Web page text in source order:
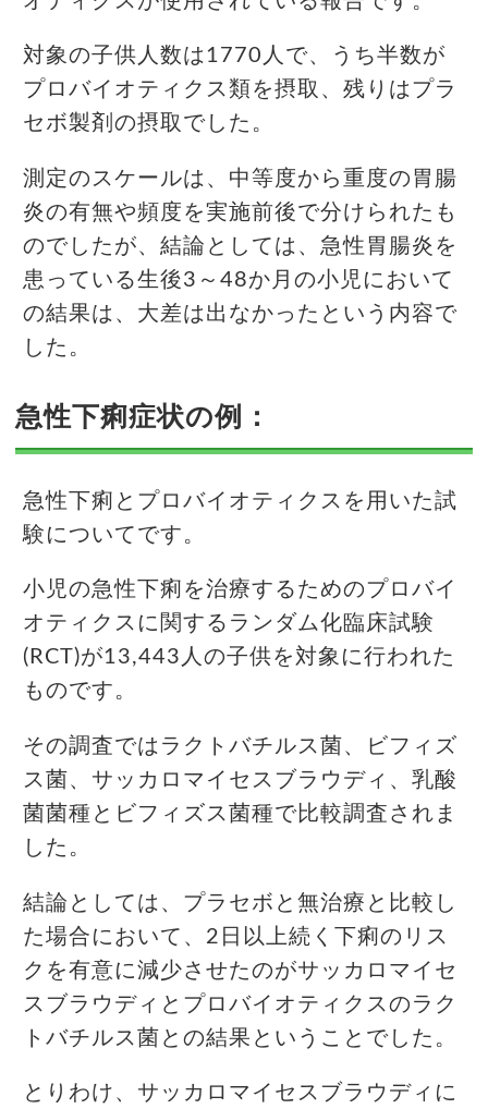
対象の子供人数は1770人で、うち半数が
プロバイオティクス類を摂取、残りはプラ
セボ製剤の摂取でした。
測定のスケールは、中等度から重度の胃腸
炎の有無や頻度を実施前後で分けられたも
のでしたが、結論としては、急性胃腸炎を
患っている生後3～48か月の小児において
の結果は、大差は出なかったという内容で
した。
急性下痢症状の例：
急性下痢とプロバイオティクスを用いた試
験についてです。
小児の急性下痢を治療するためのプロバイ
オティクスに関するランダム化臨床試験
(RCT)が13,443人の子供を対象に行われた
ものです。
その調査ではラクトバチルス菌、ビフィズ
ス菌、サッカロマイセスブラウディ、乳酸
菌菌種とビフィズス菌種で比較調査されま
した。
結論としては、プラセボと無治療と比較し
た場合において、2日以上続く下痢のリス
クを有意に減少させたのがサッカロマイセ
スブラウディとプロバイオティクスのラク
トバチルス菌との結果ということでした。
とりわけ、サッカロマイセスブラウディに